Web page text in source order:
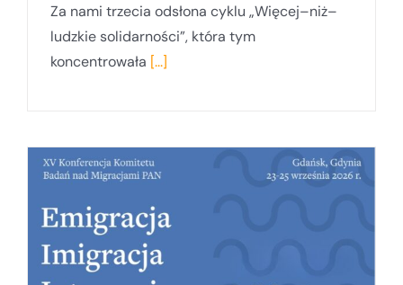
Za nami trzecia odsłona cyklu „Więcej–niż–
ludzkie solidarności”, która tym
koncentrowała [...]